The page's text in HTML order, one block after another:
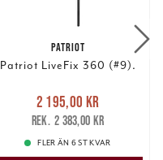
PATRIOT
Patriot LiveFix 360 (#9).
Nuvarande pris
2 195,00 krTidigare pris
2 383,00 kr
2 195,00 kr
2 383,00 kr
FLER ÄN 6 ST KVAR